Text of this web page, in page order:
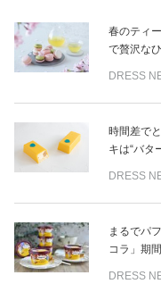
春のティ
で贅沢な
DRESS
時間差で
キは“バタ
DRESS
まるでパ
コラ」期
DRESS